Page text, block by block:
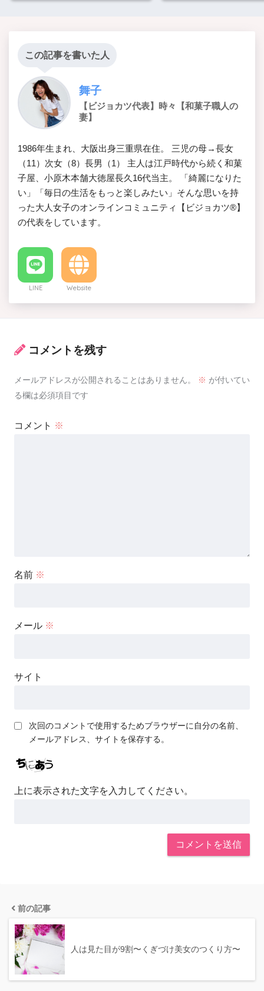
この記事を書いた人
舞子
【ビジョカツ代表】時々【和菓子職人の
妻】
1986年生まれ、大阪出身三重県在住。 三児の母→長女
（11）次女（8）長男（1） 主人は江戸時代から続く和菓
子屋、小原木本舗大徳屋長久16代当主。 「綺麗になりた
い」「毎日の生活をもっと楽しみたい」そんな思いを持
った大人女子のオンラインコミュニティ【ビジョカツ®︎】
の代表をしています。
LINE Website
コメントを残す
メールアドレスが公開されることはありません。 ※ が付いてい
る欄は必須項目です
コメント ※
名前 ※
メール ※
サイト
次回のコメントで使用するためブラウザーに自分の名前、
メールアドレス、サイトを保存する。
上に表示された文字を入力してください。
前の記事
人は見た目が9割〜くぎづけ美女のつくり方〜